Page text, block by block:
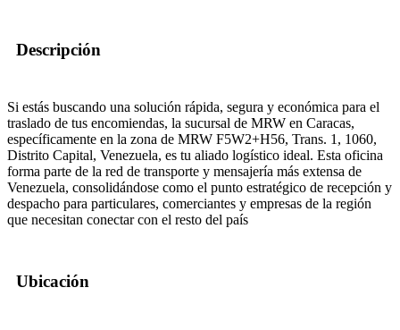
Descripción
Si estás buscando una solución rápida, segura y económica para el
traslado de tus encomiendas, la sucursal de MRW en Caracas,
específicamente en la zona de MRW F5W2+H56, Trans. 1, 1060,
Distrito Capital, Venezuela, es tu aliado logístico ideal. Esta oficina
forma parte de la red de transporte y mensajería más extensa de
Venezuela, consolidándose como el punto estratégico de recepción y
despacho para particulares, comerciantes y empresas de la región
que necesitan conectar con el resto del país
Ubicación